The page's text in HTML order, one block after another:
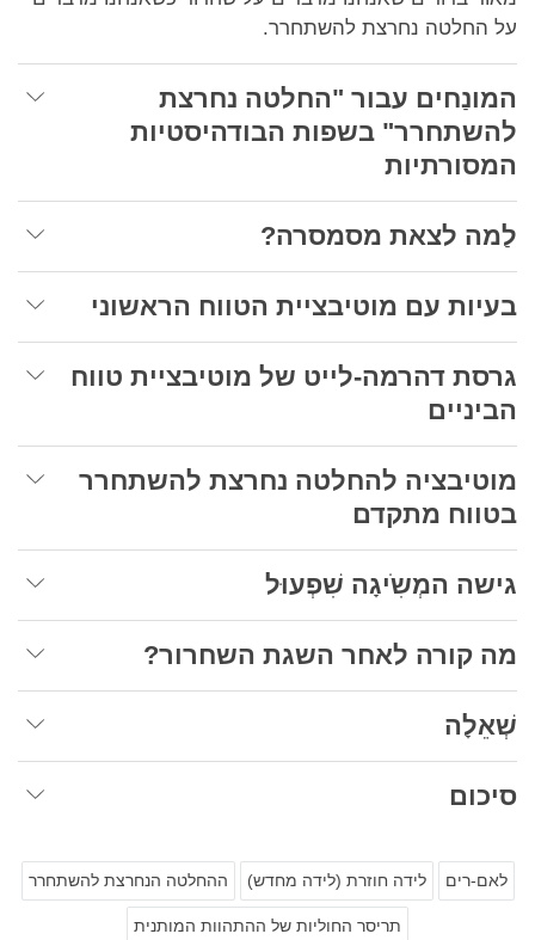
על החלטה נחרצת להשתחרר.
המונַחים עבור "החלטה נחרצת
להשתחרר" בשפות הבודהיסטיות
המסורתיות
לַמה לצאת מסמסרה?
בעיות עם מוטיבציית הטווח הראשוני
גרסת דהרמה-לייט של מוטיבציית טווח
הביניים
מוטיבציה להחלטה נחרצת להשתחרר
בטווח מתקדם
גישה המְשִֹיגָה שִׁפְעוּל
מה קורה לאחר השגת השחרור?
שְׁאֵלָה
סיכום
לאם-רים לידה חוזרת (לידה מחדש) ההחלטה הנחרצת להשתחרר
תריסר החוליות של ההתהוות המותנית